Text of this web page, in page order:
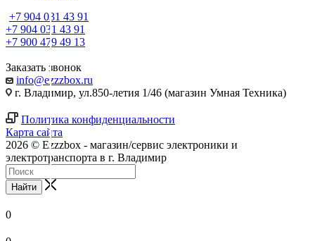
+7 904 031 43 91
+7 904 031 43 91
+7 900 479 49 13
Заказать звонок
info@ezzzbox.ru
г. Владимир, ул.850-летия 1/46 (магазин Умная Техника)
Политика конфиденциальности
Карта сайта
2026 © Ezzzbox - магазин/сервис электроники и
электротранспорта в г. Владимир
Найти
0